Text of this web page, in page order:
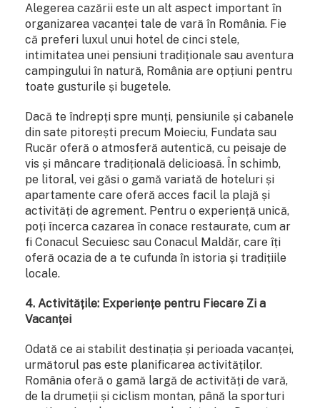
Alegerea cazării este un alt aspect important în
organizarea vacanței tale de vară în România. Fie
că preferi luxul unui hotel de cinci stele,
intimitatea unei pensiuni tradiționale sau aventura
campingului în natură, România are opțiuni pentru
toate gusturile și bugetele.
Dacă te îndrepți spre munți, pensiunile și cabanele
din sate pitorești precum Moieciu, Fundata sau
Rucăr oferă o atmosferă autentică, cu peisaje de
vis și mâncare tradițională delicioasă. În schimb,
pe litoral, vei găsi o gamă variată de hoteluri și
apartamente care oferă acces facil la plajă și
activități de agrement. Pentru o experiență unică,
poți încerca cazarea în conace restaurate, cum ar
fi Conacul Secuiesc sau Conacul Maldăr, care îți
oferă ocazia de a te cufunda în istoria și tradițiile
locale.
4. Activitățile: Experiențe pentru Fiecare Zi a
Vacanței
Odată ce ai stabilit destinația și perioada vacanței,
următorul pas este planificarea activităților.
România oferă o gamă largă de activități de vară,
de la drumeții și ciclism montan, până la sporturi